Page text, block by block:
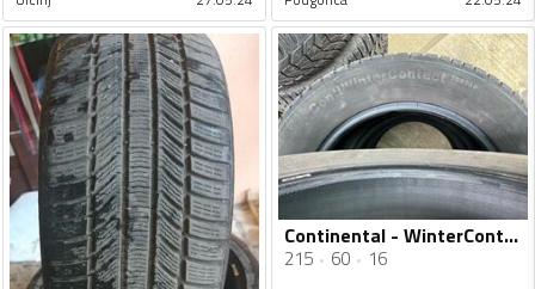
Continental - WinterContactTS830P - Zimska guma
215 60 16